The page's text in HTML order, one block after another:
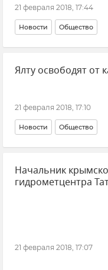
21 февраля 2018, 17:44
Новости Общество
Ялту освободят от
21 февраля 2018, 17:10
Новости Общество
Начальник
гидрометцентра
21 февраля 2018, 17:07